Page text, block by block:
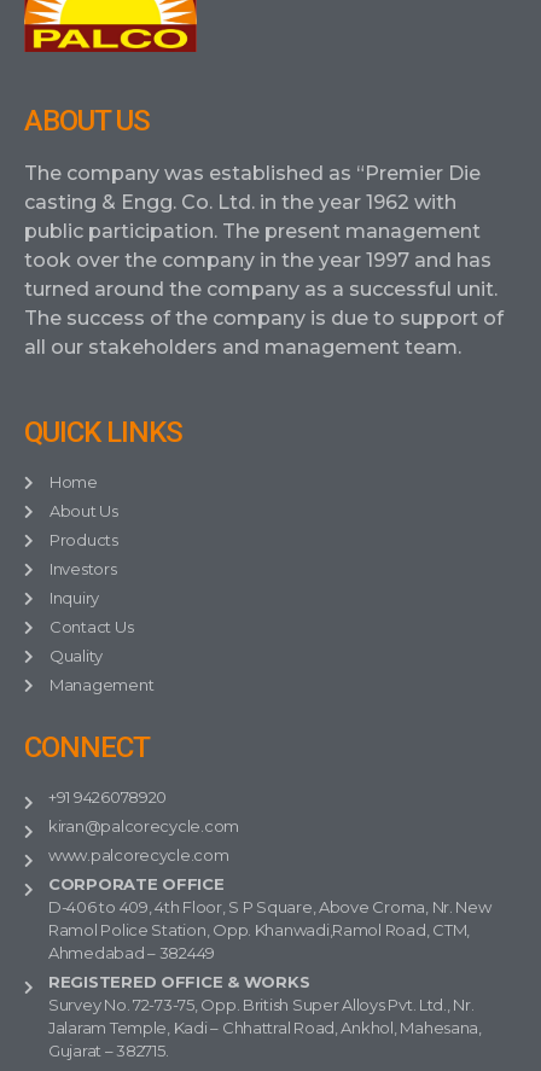
ABOUT US
The company was established as “Premier Die
casting & Engg. Co. Ltd. in the year 1962 with
public participation. The present management
took over the company in the year 1997 and has
turned around the company as a successful unit.
The success of the company is due to support of
all our stakeholders and management team.
QUICK LINKS
Home
About Us
Products
Investors
Inquiry
Contact Us
Quality
Management
CONNECT
+91 9426078920
kiran@palcorecycle.com
www.palcorecycle.com
CORPORATE OFFICE
D-406 to 409, 4th Floor, S P Square, Above Croma, Nr. New
Ramol Police Station, Opp. Khanwadi,Ramol Road, CTM,
Ahmedabad – 382449
REGISTERED OFFICE & WORKS
Survey No. 72-73-75, Opp. British Super Alloys Pvt. Ltd., Nr.
Jalaram Temple, Kadi – Chhattral Road, Ankhol, Mahesana,
Gujarat – 382715.